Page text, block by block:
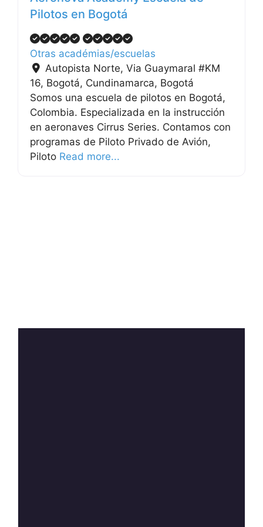
Pilotos en Bogotá
Otras académias/escuelas
Autopista Norte, Via Guaymaral #KM
16, Bogotá, Cundinamarca, Bogotá
Somos una escuela de pilotos en Bogotá,
Colombia. Especializada en la instrucción
en aeronaves Cirrus Series. Contamos con
programas de Piloto Privado de Avión,
Piloto Read more...